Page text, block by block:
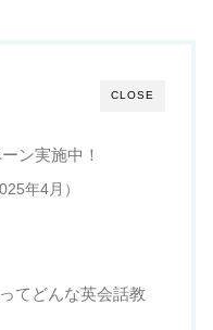
CLOSE
ン実施中！
年4月）
てどんな英会話教